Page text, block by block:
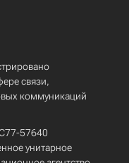
связи,
коммуникаций
57640
унитарное